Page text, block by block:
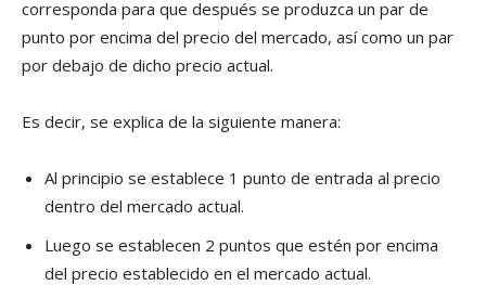
corresponda para que después se produzca un par de
punto por encima del precio del mercado, así como un par
por debajo de dicho precio actual.
Es decir, se explica de la siguiente manera:
Al principio se establece 1 punto de entrada al precio
dentro del mercado actual.
Luego se establecen 2 puntos que estén por encima
del precio establecido en el mercado actual.